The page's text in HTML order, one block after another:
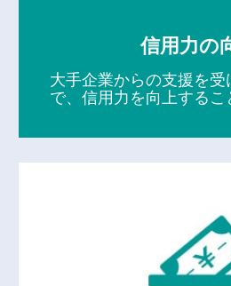
信用力の
大手企業からの支援を受
で、信用力を向上するこ